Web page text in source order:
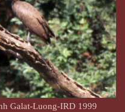
Galat-Luong-IRD 1999